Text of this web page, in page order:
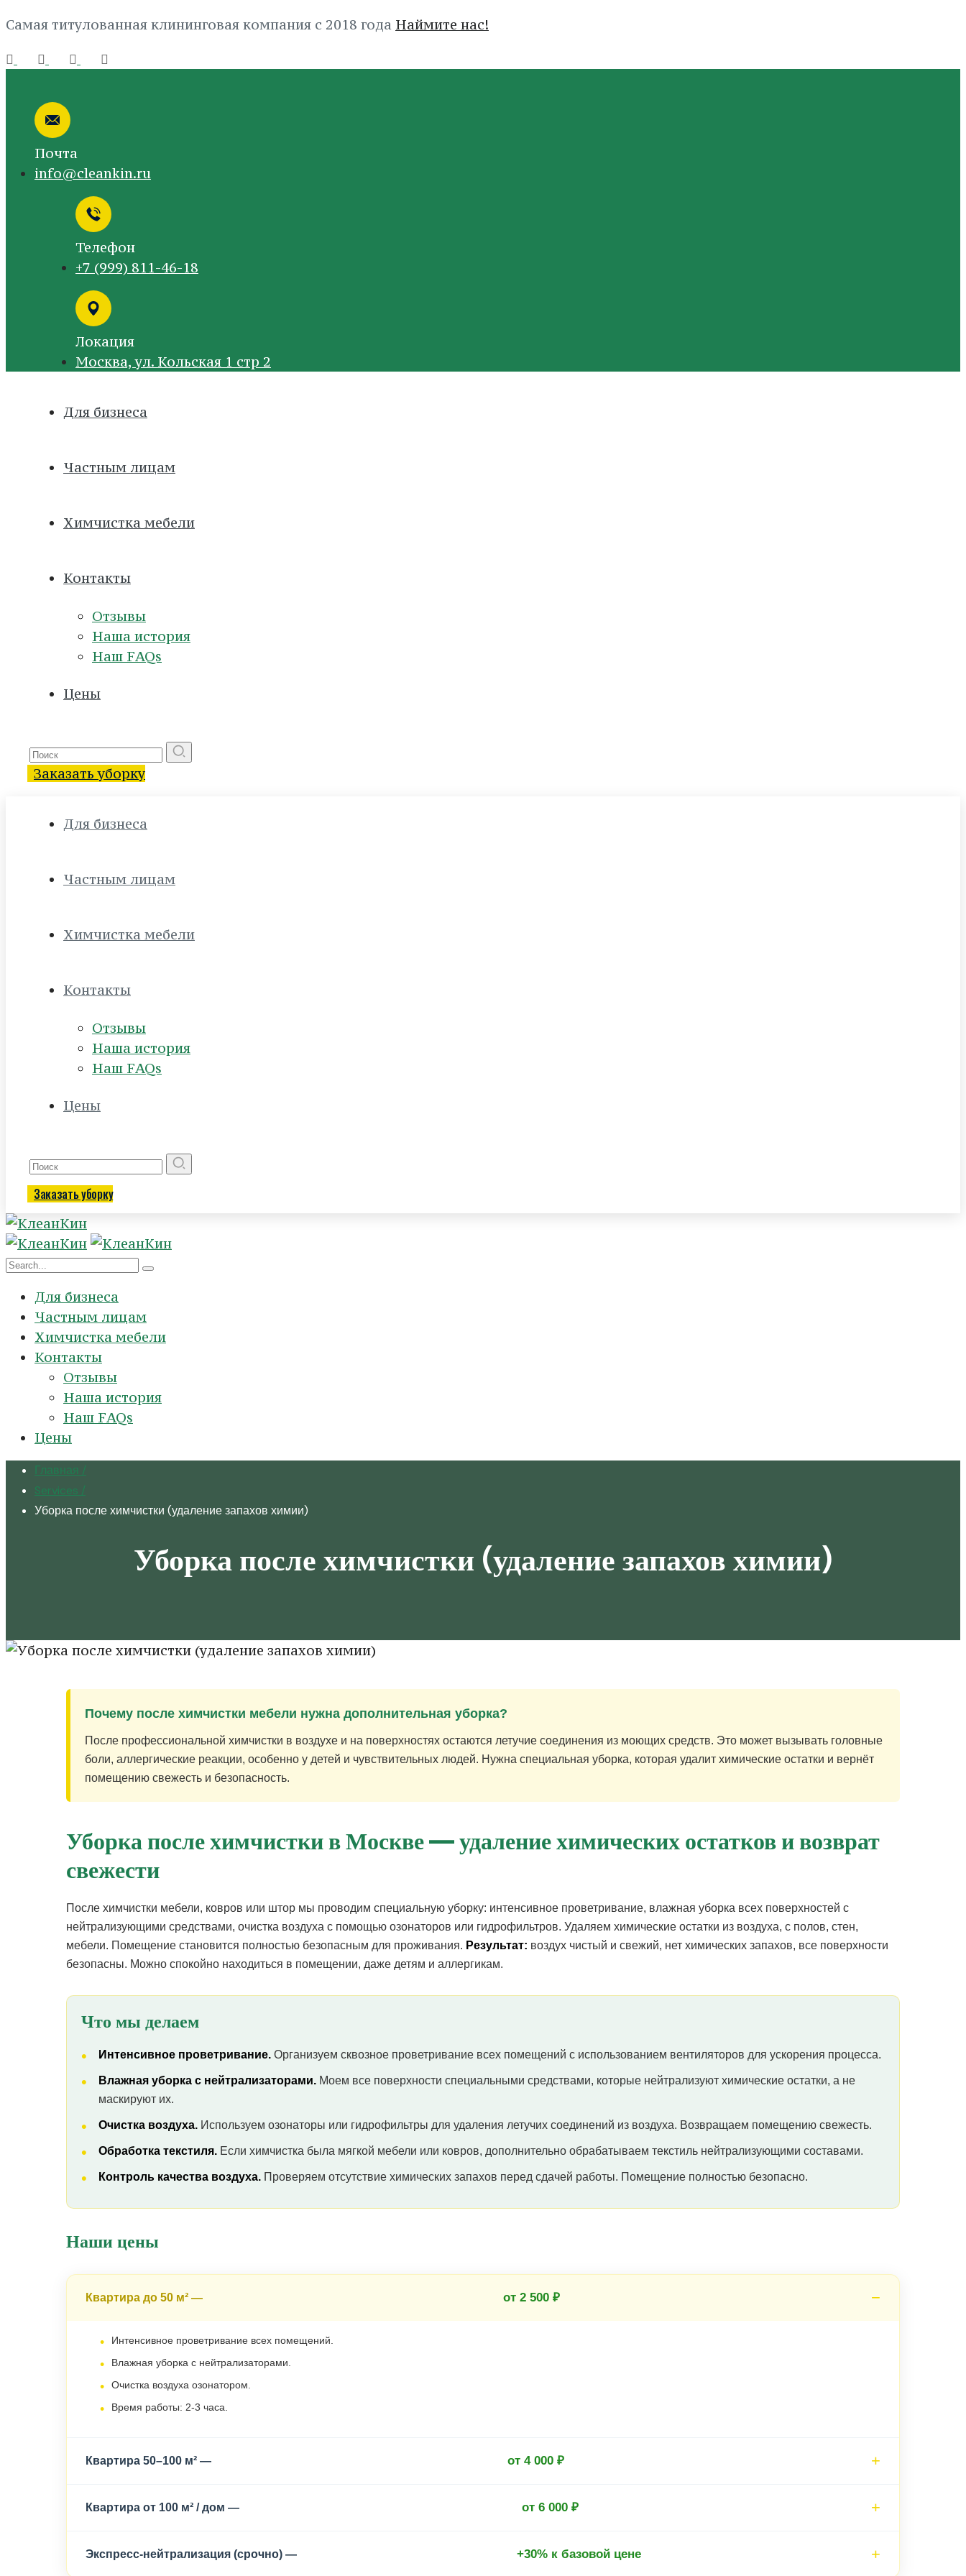
Самая титулованная клининговая компания с 2018 года Наймите нас!
Почта
info@cleankin.ru
Телефон
+7 (999) 811-46-18
Локация
Москва, ул. Кольская 1 стр 2
Для бизнеса
Частным лицам
Химчистка мебели
Контакты
Отзывы
Наша история
Наш FAQs
Цены
Заказать уборку
Для бизнеса
Частным лицам
Химчистка мебели
Контакты
Отзывы
Наша история
Наш FAQs
Цены
Заказать уборку
Для бизнеса
Частным лицам
Химчистка мебели
Контакты
Отзывы
Наша история
Наш FAQs
Цены
Главная /
Services /
Уборка после химчистки (удаление запахов химии)
Уборка после химчистки (удаление запахов химии)
Почему после химчистки мебели нужна дополнительная уборка?
После профессиональной химчистки в воздухе и на поверхностях остаются летучие соединения из моющих средств. Это может вызывать головные
боли, аллергические реакции, особенно у детей и чувствительных людей. Нужна специальная уборка, которая удалит химические остатки и вернёт
помещению свежесть и безопасность.
Уборка после химчистки в Москве — удаление химических остатков и возврат
свежести
После химчистки мебели, ковров или штор мы проводим специальную уборку: интенсивное проветривание, влажная уборка всех поверхностей с
нейтрализующими средствами, очистка воздуха с помощью озонаторов или гидрофильтров. Удаляем химические остатки из воздуха, с полов, стен,
мебели. Помещение становится полностью безопасным для проживания. Результат: воздух чистый и свежий, нет химических запахов, все поверхности
безопасны. Можно спокойно находиться в помещении, даже детям и аллергикам.
Что мы делаем
Интенсивное проветривание. Организуем сквозное проветривание всех помещений с использованием вентиляторов для ускорения процесса.
Влажная уборка с нейтрализаторами. Моем все поверхности специальными средствами, которые нейтрализуют химические остатки, а не
маскируют их.
Очистка воздуха. Используем озонаторы или гидрофильтры для удаления летучих соединений из воздуха. Возвращаем помещению свежесть.
Обработка текстиля. Если химчистка была мягкой мебели или ковров, дополнительно обрабатываем текстиль нейтрализующими составами.
Контроль качества воздуха. Проверяем отсутствие химических запахов перед сдачей работы. Помещение полностью безопасно.
Наши цены
Квартира до 50 м² — от 2 500 ₽
Интенсивное проветривание всех помещений.
Влажная уборка с нейтрализаторами.
Очистка воздуха озонатором.
Время работы: 2-3 часа.
Квартира 50–100 м² — от 4 000 ₽
Квартира от 100 м² / дом — от 6 000 ₽
Экспресс-нейтрализация (срочно) — +30% к базовой цене